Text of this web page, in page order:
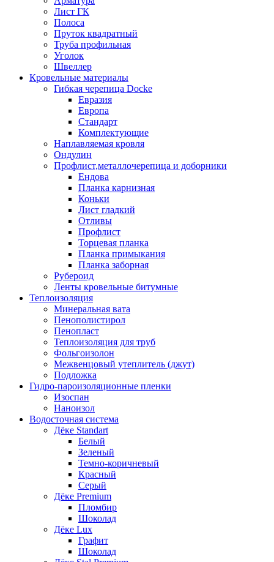
Лист ГК
Полоса
Пруток квадратный
Труба профильная
Уголок
Швеллер
Кровельные материалы
Гибкая черепица Docke
Евразия
Европа
Стандарт
Комплектующие
Наплавляемая кровля
Ондулин
Профлист,металлочерепица и доборники
Ендова
Планка карнизная
Коньки
Лист гладкий
Отливы
Профлист
Торцевая планка
Планка примыкания
Планка заборная
Рубероид
Ленты кровельные битумные
Теплоизоляция
Минеральная вата
Пенополистирол
Пенопласт
Теплоизоляция для труб
Фольгоизолон
Межвенцовый утеплитель (джут)
Подложка
Гидро-пароизоляционные пленки
Изоспан
Наноизол
Водосточная система
Дёке Standart
Белый
Зеленый
Темно-коричневый
Красный
Серый
Дёке Premium
Пломбир
Шоколад
Дёке Lux
Графит
Шоколад